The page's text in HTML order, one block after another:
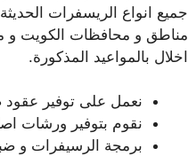
جميع انواع الريسفرات
مناطق و محافظات الكويت و
اخلال بالمواعيد المذكورة.
نعمل على توفير عقود
نقوم بتوفير ورشات
برمجة الرسيفرات و